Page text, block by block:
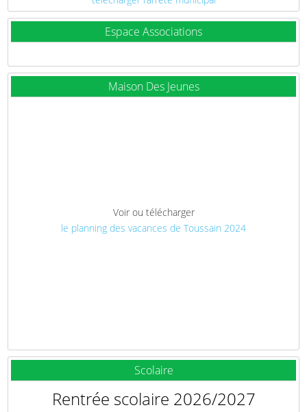
Espace Associations
Maison Des Jeunes
Voir ou télécharger
le planning des vacances de Toussain 2024
Scolaire
Rentrée scolaire 2026/2027